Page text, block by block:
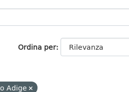
Ordina per
Adige